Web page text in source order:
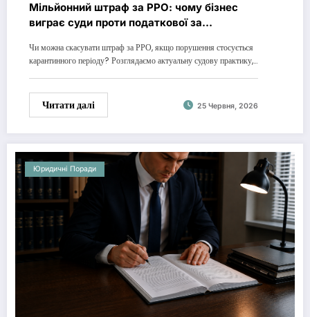
Мільйонний штраф за РРО: чому бізнес
виграє суди проти податкової за
Чи можна скасувати штраф за РРО, якщо порушення стосується
карантинного періоду? Розглядаємо актуальну судову практику,…
Читати далі 25 Червня, 2026
Юридичні Поради